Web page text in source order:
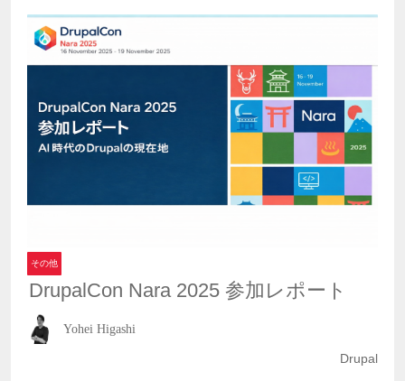
その他
DrupalCon Nara 2025 参加レポート
Yohei Higashi
Drupal